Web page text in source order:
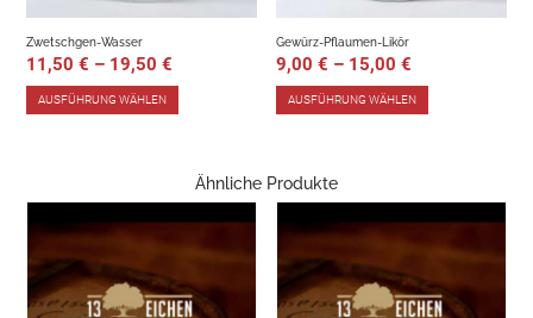
Zwetschgen-Wasser
11,50€ – 19,50€
AUSFÜHRUNG WÄHLEN
Gewürz-Pflaumen-Likör
9,00€ – 15,00€
AUSFÜHRUNG WÄHLEN
Ähnliche Produkte